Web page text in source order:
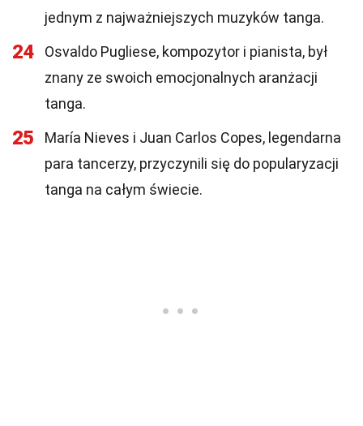
jednym z najważniejszych muzyków tanga.
24
Osvaldo Pugliese, kompozytor i pianista, był
znany ze swoich emocjonalnych aranżacji
tanga.
25
María Nieves i Juan Carlos Copes, legendarna
para tancerzy, przyczynili się do popularyzacji
tanga na całym świecie.